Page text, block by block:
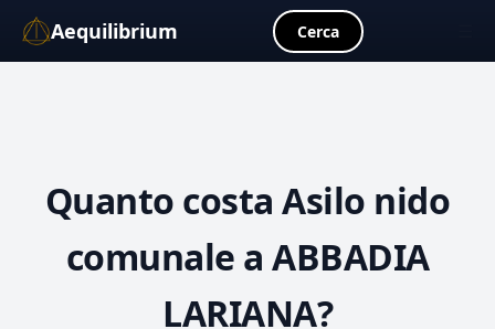
Aequilibrium Cerca
Quanto costaAsilo nido
comunale a ABBADIA
LARIANA?